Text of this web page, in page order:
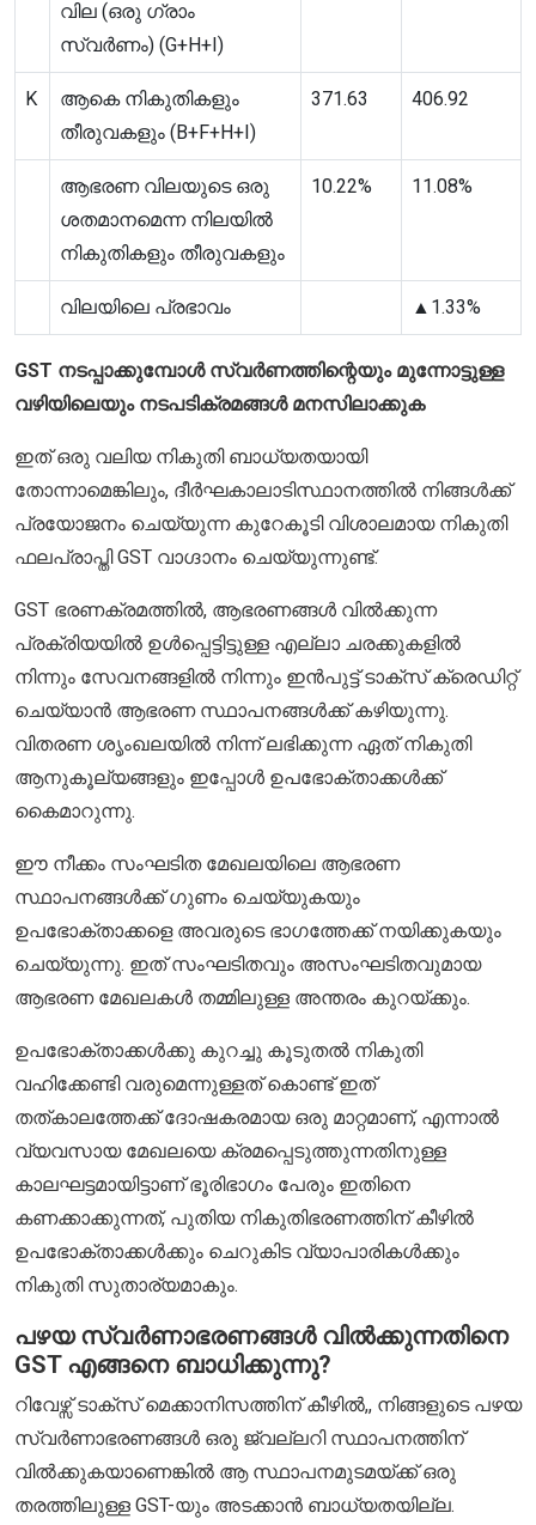
വില (ഒരു ഗ്രാം
സ്വർണം) (G+H+I)
K
ആകെ നികുതികളും
തീരുവകളും (B+F+H+I)
371.63 406.92
ആഭരണ വിലയുടെ ഒരു
ശതമാനമെന്ന നിലയിൽ
നികുതികളും തീരുവകളും
10.22% 11.08%
വിലയിലെ പ്രഭാവം ▲1.33%
GST നടപ്പാക്കുമ്പോൾ സ്വർണത്തിന്റെയും മുന്നോട്ടുള്ള
വഴിയിലെയും നടപടിക്രമങ്ങൾ മനസിലാക്കുക
ഇത് ഒരു വലിയ നികുതി ബാധ്യതയായി
തോന്നാമെങ്കിലും, ദീർഘകാലാടിസ്ഥാനത്തിൽ നിങ്ങൾക്ക്
പ്രയോജനം ചെയ്യുന്ന കുറേകൂടി വിശാലമായ നികുതി
ഫലപ്രാപ്തി GST വാഗ്ദാനം ചെയ്യുന്നുണ്ട്.
GST ഭരണക്രമത്തിൽ, ആഭരണങ്ങൾ വിൽക്കുന്ന
പ്രക്രിയയിൽ ഉൾപ്പെട്ടിട്ടുള്ള എല്ലാ ചരക്കുകളിൽ
നിന്നും സേവനങ്ങളിൽ നിന്നും ഇൻപുട്ട് ടാക്സ് ക്രെഡിറ്റ്
ചെയ്യാൻ ആഭരണ സ്ഥാപനങ്ങൾക്ക് കഴിയുന്നു.
വിതരണ ശൃംഖലയിൽ നിന്ന് ലഭിക്കുന്ന ഏത് നികുതി
ആനുകൂല്യങ്ങളും ഇപ്പോൾ ഉപഭോക്താക്കൾക്ക്
കൈമാറുന്നു.
ഈ നീക്കം സംഘടിത മേഖലയിലെ ആഭരണ
സ്ഥാപനങ്ങൾക്ക് ഗുണം ചെയ്യുകയും
ഉപഭോക്താക്കളെ അവരുടെ ഭാഗത്തേക്ക് നയിക്കുകയും
ചെയ്യുന്നു. ഇത് സംഘടിതവും അസംഘടിതവുമായ
ആഭരണ മേഖലകൾ തമ്മിലുള്ള അന്തരം കുറയ്ക്കും.
ഉപഭോക്താക്കൾക്കു കുറച്ചു കൂടുതൽ നികുതി
വഹിക്കേണ്ടി വരുമെന്നുള്ളത് കൊണ്ട് ഇത്
തത്കാലത്തേക്ക് ദോഷകരമായ ഒരു മാറ്റമാണ്, എന്നാൽ
വ്യവസായ മേഖലയെ ക്രമപ്പെടുത്തുന്നതിനുള്ള
കാലഘട്ടമായിട്ടാണ് ഭൂരിഭാഗം പേരും ഇതിനെ
കണക്കാക്കുന്നത്, പുതിയ നികുതിഭരണത്തിന് കീഴിൽ
ഉപഭോക്താക്കൾക്കും ചെറുകിട വ്യാപാരികൾക്കും
നികുതി സുതാര്യമാകും.
പഴയ സ്വർണാഭരണങ്ങൾ വിൽക്കുന്നതിനെ
GST എങ്ങനെ ബാധിക്കുന്നു?
റിവേഴ്സ് ടാക്സ് മെക്കാനിസത്തിന് കീഴിൽ,, നിങ്ങളുടെ പഴയ
സ്വർണാഭരണങ്ങൾ ഒരു ജ്വല്ലറി സ്ഥാപനത്തിന്
വിൽക്കുകയാണെങ്കിൽ ആ സ്ഥാപനമുടമയ്ക്ക് ഒരു
തരത്തിലുള്ള GST-യും അടക്കാൻ ബാധ്യതയില്ല.